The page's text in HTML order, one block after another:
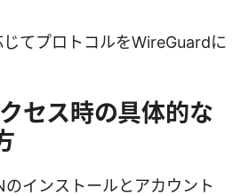
てプロトコルをWireGuardに
セス時の具体的な
のインストールとアカウント